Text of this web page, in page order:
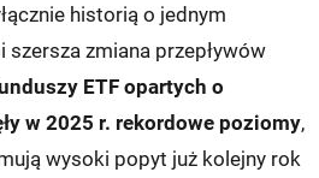
historią o jednym
szersza zmiana przepływów
ETF opartych o
w 2025 r. rekordowe poziomy,
wysoki popyt już kolejny rok